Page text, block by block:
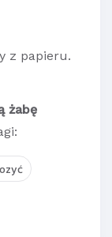
z papieru.
żabę